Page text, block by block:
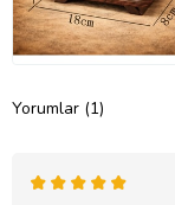
Yorumlar (1)